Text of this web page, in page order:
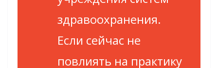
здравоохранения.
Если сейчас не
повлиять на практику